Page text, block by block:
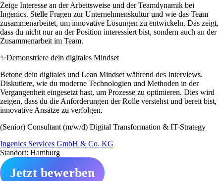
Zeige Interesse an der Arbeitsweise und der Teamdynamik bei
Ingenics. Stelle Fragen zur Unternehmenskultur und wie das Team
zusammenarbeitet, um innovative Lösungen zu entwickeln. Das zeigt,
dass du nicht nur an der Position interessiert bist, sondern auch an der
Zusammenarbeit im Team.
✨Demonstriere dein digitales Mindset
Betone dein digitales und Lean Mindset während des Interviews.
Diskutiere, wie du moderne Technologien und Methoden in der
Vergangenheit eingesetzt hast, um Prozesse zu optimieren. Dies wird
zeigen, dass du die Anforderungen der Rolle verstehst und bereit bist,
innovative Ansätze zu verfolgen.
(Senior) Consultant (m/w/d) Digital Transformation & IT-Strategy
Ingenics Services GmbH & Co. KG
Standort: Hamburg
Jetzt bewerben